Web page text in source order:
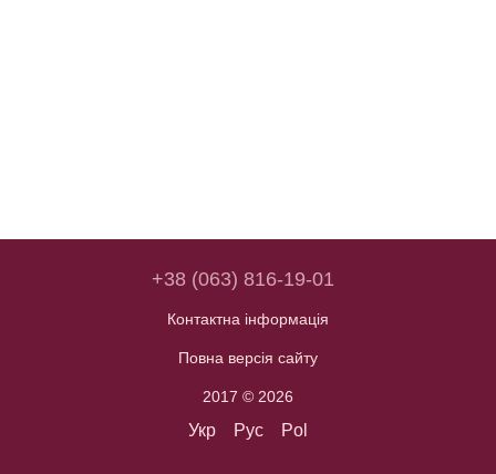
+38 (063) 816-19-01
Контактна інформація
Повна версія сайту
2017 © 2026
Укр Рус Pol